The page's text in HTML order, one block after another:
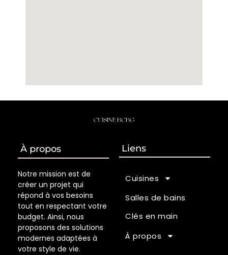
À propos
Notre mission est de
créer un projet qui
répond à vos besoins
tout en respectant votre
budget. Ainsi, nous
proposons des solutions
modernes adaptées à
votre style de vie.
Liens
Cuisines
Salles de bains
Clés en main
À propos